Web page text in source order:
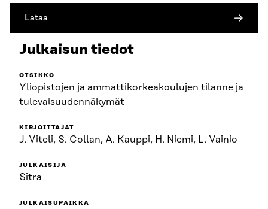
Lataa
Julkaisun tiedot
OTSIKKO
Yliopistojen ja ammattikorkeakoulujen tilanne ja
tulevaisuudennäkymät
KIRJOITTAJAT
J. Viteli, S. Collan, A. Kauppi, H. Niemi, L. Vainio
JULKAISIJA
Sitra
JULKAISUPAIKKA